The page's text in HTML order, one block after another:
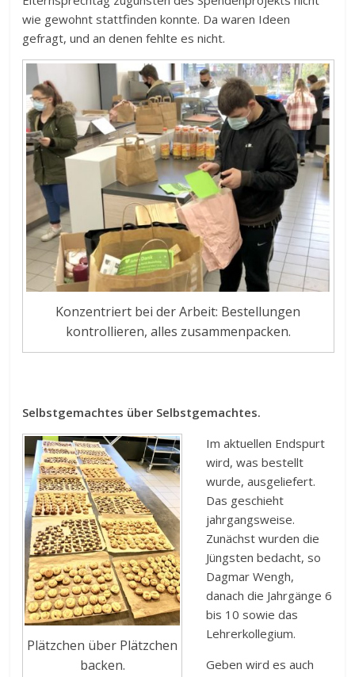
wie gewohnt stattfinden konnte. Da waren Ideen
gefragt, und an denen fehlte es nicht.
Konzentriert bei der Arbeit: Bestellungen
kontrollieren, alles zusammenpacken.
Selbstgemachtes über Selbstgemachtes.
Plätzchen über Plätzchen
backen.
Im aktuellen Endspurt
wird, was bestellt
wurde, ausgeliefert.
Das geschieht
jahrgangsweise.
Zunächst wurden die
Jüngsten bedacht, so
Dagmar Wengh,
danach die Jahrgänge 6
bis 10 sowie das
Lehrerkollegium.
Geben wird es auch